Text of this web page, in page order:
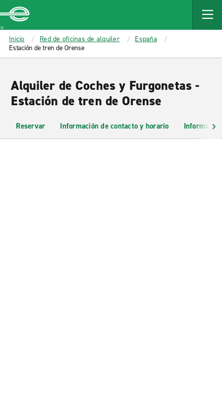
MAIN
CONTENT
Enterprise
Inicio Red de oficinas de alquiler
España
Estación de tren de Orense
Alquiler de Coches y Furgonetas -
Estación de tren de Orense
Reservar Información de contacto y horario